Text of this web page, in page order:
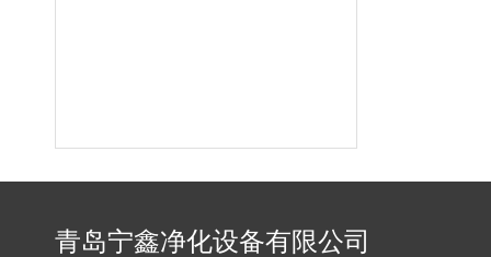
青岛宁鑫净化设备有限公司